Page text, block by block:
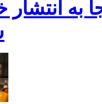
به انتشار